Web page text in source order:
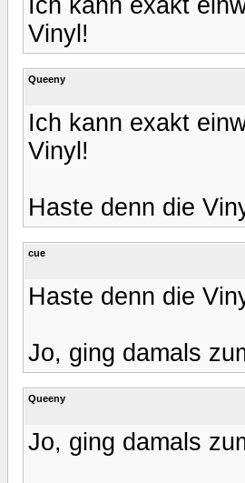
Vinyl!
Queeny
Ich kann exakt
Vinyl!
Haste denn die
cue
Haste denn die
Jo, ging damals
Queeny
Jo, ging damals